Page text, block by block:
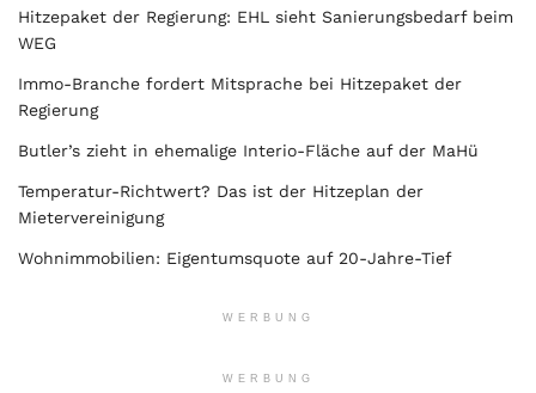
Hitzepaket der Regierung: EHL sieht Sanierungsbedarf beim
WEG
Immo-Branche fordert Mitsprache bei Hitzepaket der
Regierung
Butler’s zieht in ehemalige Interio-Fläche auf der MaHü
Temperatur-Richtwert? Das ist der Hitzeplan der
Mietervereinigung
Wohnimmobilien: Eigentumsquote auf 20-Jahre-Tief
WERBUNG
WERBUNG